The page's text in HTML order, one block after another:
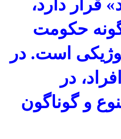
قرار دارد،
حکومت
است. در
در
و گوناگون